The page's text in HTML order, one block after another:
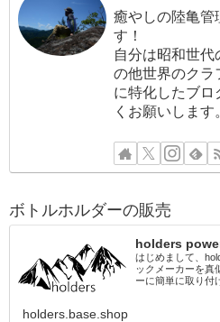
癒やしの陸亀管
す！
自分は昭和世代
の他世界のクラ
に特化したブロ
くお願いします
ボトルホルダーの販売
holders
はじめまして、
ックメーカーを真
ーに簡単に取り付
holders.base.shop